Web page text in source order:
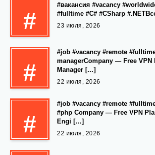
#
#вакансия #vacancy
#fulltime #C# #CSharp
23 июля, 2026
#
#job #vacancy #remote
managerCompany — Free VPN
Manager […]
22 июля, 2026
#
#job #vacancy #remote
#php Company — Free VPN
Engi […]
22 июля, 2026